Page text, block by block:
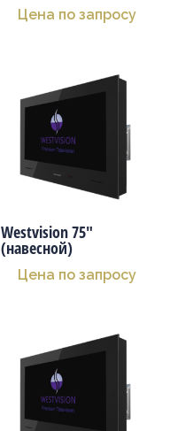
Цена по запросу
Westvision 75″
(навесной)
Цена по запросу